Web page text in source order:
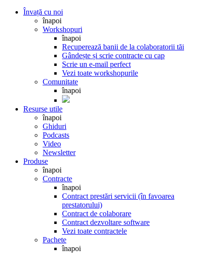
Învață cu noi
înapoi
Workshopuri
înapoi
Recuperează banii de la colaboratorii tăi
Gândește și scrie contracte cu cap
Scrie un e-mail perfect
Vezi toate workshopurile
Comunitate
înapoi
Resurse utile
înapoi
Ghiduri
Podcasts
Video
Newsletter
Produse
înapoi
Contracte
înapoi
Contract prestări servicii (în favoarea
prestatorului)
Contract de colaborare
Contract dezvoltare software
Vezi toate contractele
Pachete
înapoi